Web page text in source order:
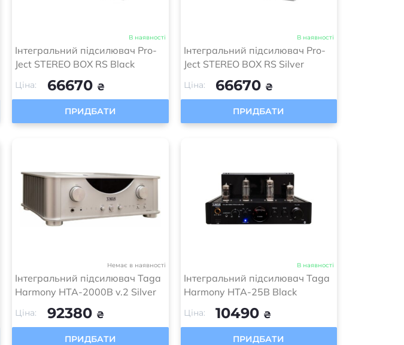
В наявності
Інтегральний підсилювач Pro-
Ject STEREO BOX RS Black
Ціна: 66670 ₴
ПРИДБАТИ
В наявності
Інтегральний підсилювач Pro-
Ject STEREO BOX RS Silver
Ціна: 66670 ₴
ПРИДБАТИ
Немає в наявності
Інтегральний підсилювач Taga
Harmony HTA-2000B v.2 Silver
Ціна: 92380 ₴
ПРИДБАТИ
В наявності
Інтегральний підсилювач Taga
Harmony HTA-25B Black
Ціна: 10490 ₴
ПРИДБАТИ